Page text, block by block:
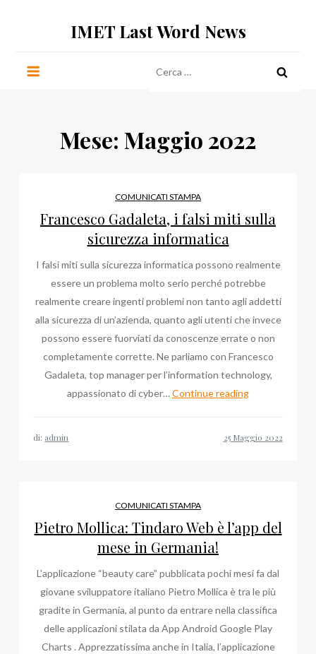
IMET Last Word News
per:
Mese: Maggio 2022
COMUNICATI STAMPA
Francesco Gadaleta, i falsi miti sulla
sicurezza informatica
I falsi miti sulla sicurezza informatica possono realmente
essere un problema molto serio perché potrebbe
realmente creare ingenti problemi non tanto agli addetti
alla sicurezza di un’azienda, quanto agli utenti che invece
possono essere fuorviati da conoscenze errate o non
completamente corrette. Ne parliamo con Francesco
Gadaleta, top manager per l’information technology,
appassionato di cyber…Continue readingFrancesco
informatica
di: admin
COMUNICATI STAMPA
Pietro Mollica: Tindaro Web è l’app del
mese in Germania!
L’applicazione “beauty care” pubblicata pochi mesi fa dal
giovane sviluppatore italiano Pietro Mollica è tra le più
gradite in Germania, al punto da entrare nella classifica
delle applicazioni stilata da App Android Google Play
Charts . Apprezzatissima anche in Italia, l’applicazione